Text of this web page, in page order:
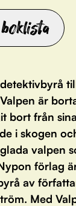
är
bort från
i skogen
valpen
förlag
av
Med